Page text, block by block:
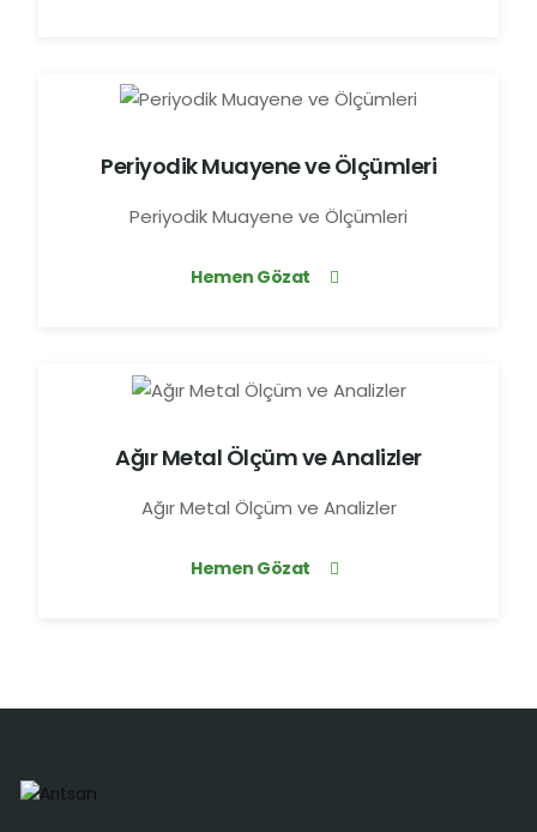
Periyodik Muayene ve Ölçümleri
Periyodik Muayene ve Ölçümleri
Hemen Gözat
Ağır Metal Ölçüm ve Analizler
Ağır Metal Ölçüm ve Analizler
Hemen Gözat